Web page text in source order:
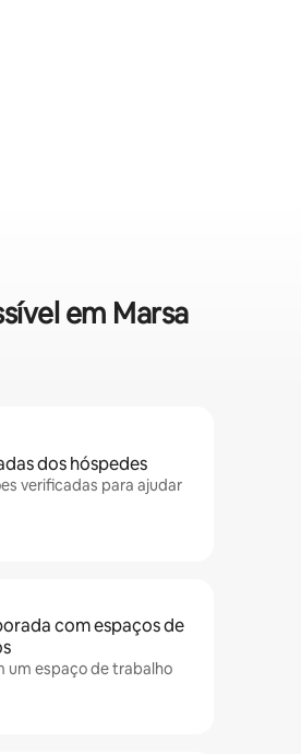
em Marsa
dos hóspedes
verificadas para ajudar
com espaços de
um espaço de trabalho